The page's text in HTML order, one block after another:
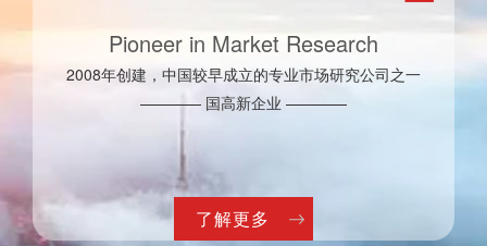
Pioneer in Market Research
2008年创建，中国较早成立的专业市场研究公司之一
———— 国高新企业 ————
了解更多